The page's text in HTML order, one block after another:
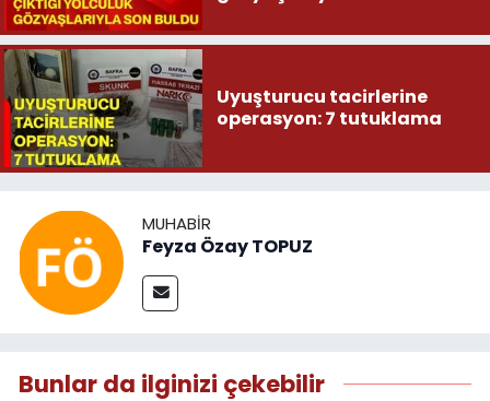
Uyuşturucu tacirlerine
operasyon: 7 tutuklama
MUHABIR
Feyza Özay TOPUZ
Bunlar da ilginizi çekebilir